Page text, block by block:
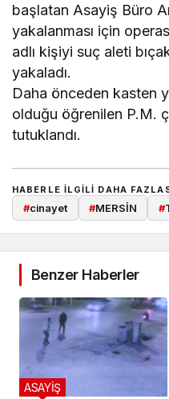
başlatan Asayiş Büro
yakalanması için
adlı kişiyi suç aleti
yakaladı.
Daha önceden kasten
olduğu öğrenilen P.M.
tutuklandı.
HABERLE ILGILI DAHA
#cinayet #MERSİN #
Benzer Haberler
ASAYİŞ